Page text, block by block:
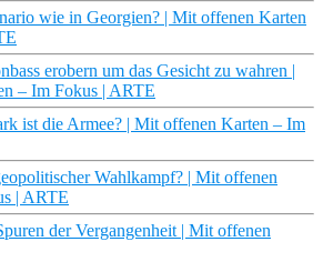
wie in Georgien? | Mit offenen Karten
erobern um das Gesicht zu wahren |
– Im Fokus | ARTE
ist die Armee? | Mit offenen Karten – Im
Wahlkampf? | Mit offenen
| ARTE
der Vergangenheit | Mit offenen